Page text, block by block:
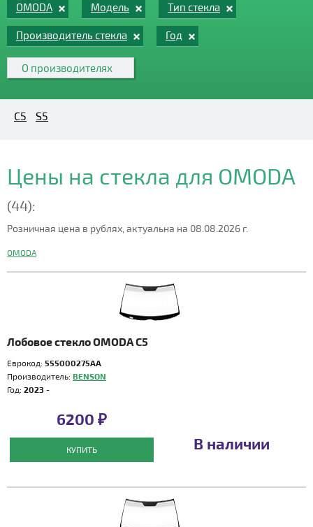
OMODA Модель Тип стекла
Производитель стекла Год
О производителях
C5 S5
Цены на стекла для OMODA
(44):
Розничная цена в рублях, актуальна на 08.08.2026 г.
OMODA
Лобовое стекло OMODA C5
Еврокод: 555000275AA
Производитель: BENSON
Год: 2023 -
6200 ₽
КУПИТЬ В наличии